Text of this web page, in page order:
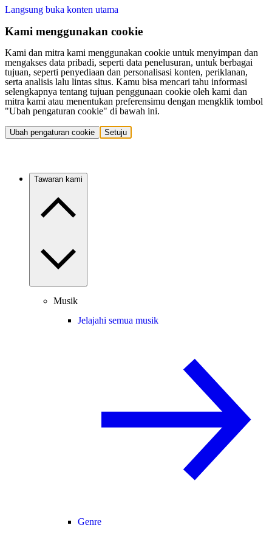
Langsung buka konten utama
Kami menggunakan cookie
Kami dan mitra kami menggunakan cookie untuk menyimpan dan
mengakses data pribadi, seperti data penelusuran, untuk berbagai
tujuan, seperti penyediaan dan personalisasi konten, periklanan,
serta analisis lalu lintas situs. Kamu bisa mencari tahu informasi
selengkapnya tentang tujuan penggunaan cookie oleh kami dan
mitra kami atau menentukan preferensimu dengan mengklik tombol
"Ubah pengaturan cookie" di bawah ini.
Ubah pengaturan cookie Setuju
Tawaran kami
Musik
Jelajahi semua musik
Genre